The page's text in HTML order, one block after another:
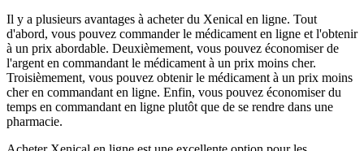
Il y a plusieurs avantages à acheter du Xenical en ligne. Tout
d'abord, vous pouvez commander le médicament en ligne et l'obtenir
à un prix abordable. Deuxièmement, vous pouvez économiser de
l'argent en commandant le médicament à un prix moins cher.
Troisièmement, vous pouvez obtenir le médicament à un prix moins
cher en commandant en ligne. Enfin, vous pouvez économiser du
temps en commandant en ligne plutôt que de se rendre dans une
pharmacie.